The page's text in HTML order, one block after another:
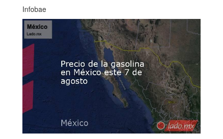
Infobae